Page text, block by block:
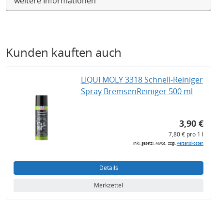
Kunden kauften auch
LIQUI MOLY 3318 Schnell-Reiniger
Spray BremsenReiniger 500 ml
3,90 €
7,80 € pro 1 l
inkl. gesetzl. MwSt., zzgl.Versandkosten
Details
Merkzettel